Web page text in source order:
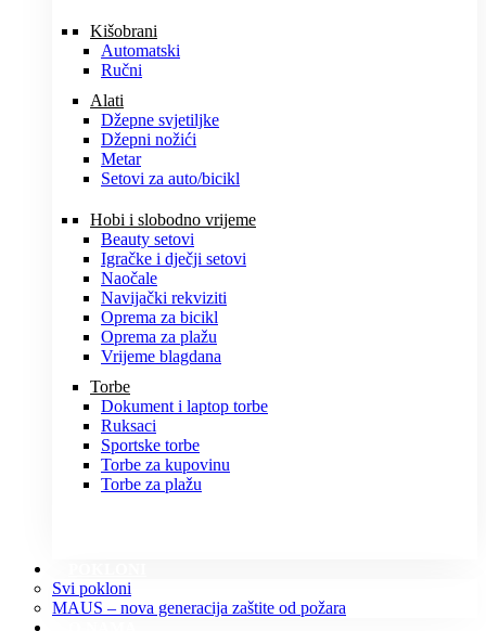
Kišobrani
Automatski
Ručni
Alati
Džepne svjetiljke
Džepni nožići
Metar
Setovi za auto/bicikl
Hobi i slobodno vrijeme
Beauty setovi
Igračke i dječji setovi
Naočale
Navijački rekviziti
Oprema za bicikl
Oprema za plažu
Vrijeme blagdana
Torbe
Dokument i laptop torbe
Ruksaci
Sportske torbe
Torbe za kupovinu
Torbe za plažu
Svi pokloni
MAUS – nova generacija zaštite od požara